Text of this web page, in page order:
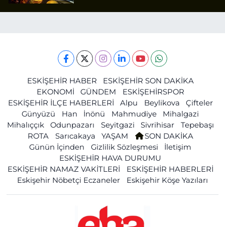
ESKİŞEHİR HABER
ESKİŞEHİR SON DAKİKA
EKONOMİ
GÜNDEM
ESKİŞEHİRSPOR
ESKİŞEHİR İLÇE HABERLERİ
Alpu Beylikova
Çifteler
Günyüzü
Han İnönü Mahmudiye
Mihalgazi
Mihalıççık
Odunpazarı Seyitgazi Sivrihisar
Tepebaşı
ROTA
Sarıcakaya YAŞAM
SON DAKİKA
Günün İçinden
Gizlilik Sözleşmesi
İletişim
ESKİŞEHİR HAVA DURUMU
ESKİŞEHİR NAMAZ VAKİTLERİ
ESKİŞEHİR HABERLERİ
Eskişehir Nöbetçi Eczaneler
Eskişehir Köşe Yazıları